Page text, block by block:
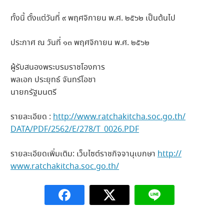
ทั้งนี้ ตั้งแต่วันที่ ๙ พฤศจิกายน พ.ศ. ๒๕๖๒ เป็นต้นไป
ประกาศ ณ วันที่ ๑๓ พฤศจิกายน พ.ศ. ๒๕๖๒
ผู้รับสนองพระบรมราชโองการ
พลเอก ประยุทธ์ จันทร์โอชา
นายกรัฐมนตรี
รายละเอียด : http://www.ratchakitcha.soc.go.th/
DATA/PDF/2562/E/278/T_0026.PDF
รายละเอียดเพิ่มเติม: เว็บไซต์ราชกิจจานุเบกษา http://
www.ratchakitcha.soc.go.th/